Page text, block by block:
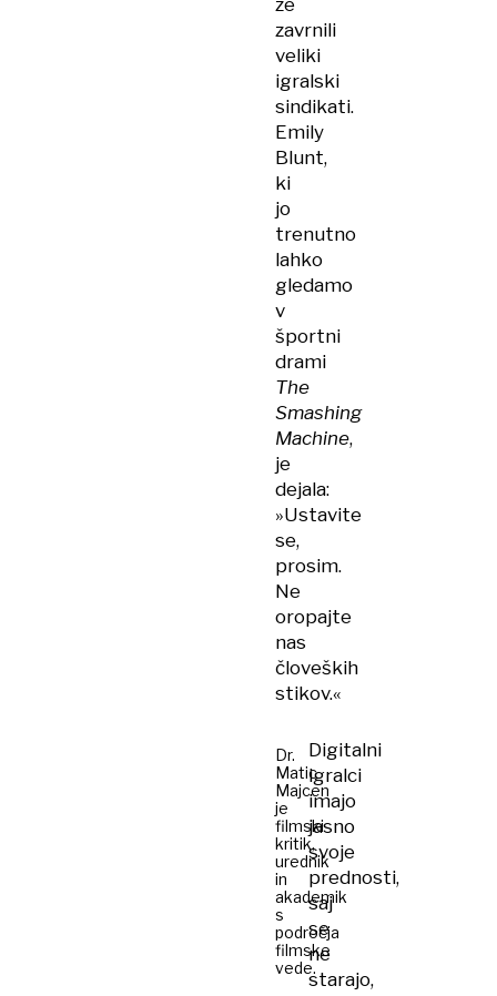
že
zavrnili
veliki
igralski
sindikati.
Emily
Blunt,
ki
jo
trenutno
lahko
gledamo
v
športni
drami
The
Smashing
Machine,
je
dejala:
»Ustavite
se,
prosim.
Ne
oropajte
nas
človeških
stikov.«
Dr.
Matic
Majcen
je
filmski
kritik,
urednik
in
akademik
s
področja
filmske
vede.
Digitalni
igralci
imajo
jasno
svoje
prednosti,
saj
se
ne
starajo,